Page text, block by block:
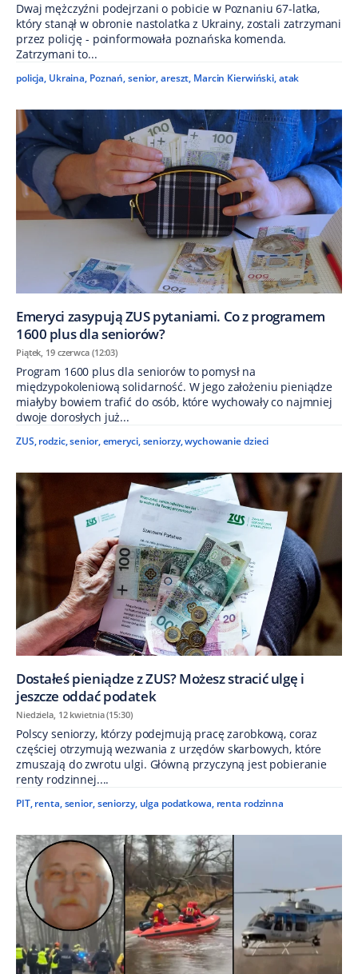
Dwaj mężczyźni podejrzani o pobicie w Poznaniu 67-latka,
który stanął w obronie nastolatka z Ukrainy, zostali zatrzymani
przez policję - poinformowała poznańska komenda.
Zatrzymani to...
policja, Ukraina, Poznań,senior,areszt, Marcin Kierwiński,atak
Emeryci zasypują ZUS pytaniami. Co z programem
1600 plus dla seniorów?
Piątek, 19 czerwca (12:03)
Program 1600 plus dla seniorów to pomysł na
międzypokoleniową solidarność. W jego założeniu pieniądze
miałyby bowiem trafić do osób, które wychowały co najmniej
dwoje dorosłych już...
ZUS, rodzic,senior,emeryci,seniorzy,wychowanie dzieci
Dostałeś pieniądze z ZUS? Możesz stracić ulgę i
jeszcze oddać podatek
Niedziela, 12 kwietnia (15:30)
Polscy seniorzy, którzy podejmują pracę zarobkową, coraz
częściej otrzymują wezwania z urzędów skarbowych, które
zmuszają do zwrotu ulgi. Główną przyczyną jest pobieranie
renty rodzinnej....
PIT, renta,senior,seniorzy, ulga podatkowa, renta rodzinna